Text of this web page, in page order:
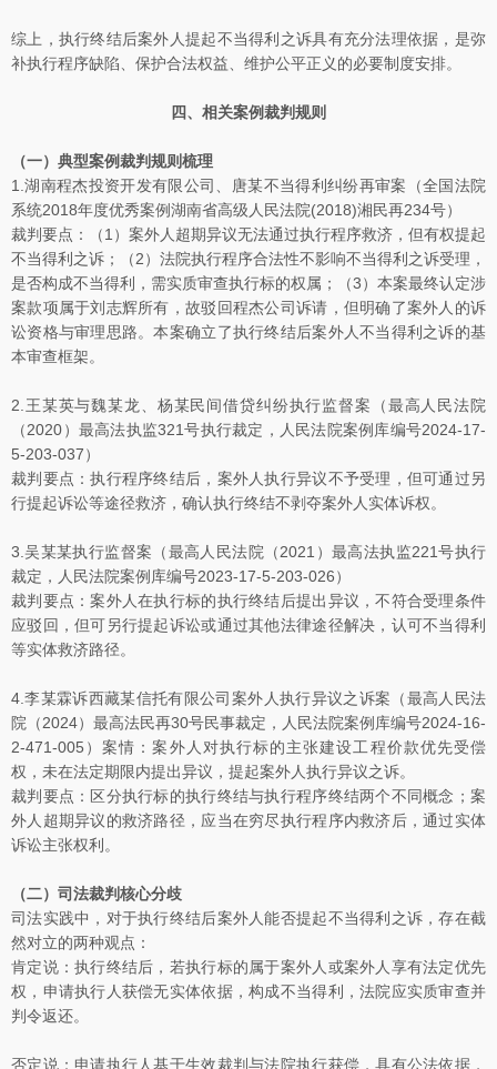
综上，执行终结后案外人提起不当得利之诉具有充分法理依据，是弥
补执行程序缺陷、保护合法权益、维护公平正义的必要制度安排。
四、相关案例裁判规则
（一）典型案例裁判规则梳理
1.湖南程杰投资开发有限公司、唐某不当得利纠纷再审案（全国法院
系统2018年度优秀案例湖南省高级人民法院(2018)湘民再234号）
裁判要点：（1）案外人超期异议无法通过执行程序救济，但有权提起
不当得利之诉；（2）法院执行程序合法性不影响不当得利之诉受理，
是否构成不当得利，需实质审查执行标的权属；（3）本案最终认定涉
案款项属于刘志辉所有，故驳回程杰公司诉请，但明确了案外人的诉
讼资格与审理思路。本案确立了执行终结后案外人不当得利之诉的基
本审查框架。
2.王某英与魏某龙、杨某民间借贷纠纷执行监督案（最高人民法院
（2020）最高法执监321号执行裁定，人民法院案例库编号2024-17-
5-203-037）
裁判要点：执行程序终结后，案外人执行异议不予受理，但可通过另
行提起诉讼等途径救济，确认执行终结不剥夺案外人实体诉权。
3.吴某某执行监督案（最高人民法院（2021）最高法执监221号执行
裁定，人民法院案例库编号2023-17-5-203-026）
裁判要点：案外人在执行标的执行终结后提出异议，不符合受理条件
应驳回，但可另行提起诉讼或通过其他法律途径解决，认可不当得利
等实体救济路径。
4.李某霖诉西藏某信托有限公司案外人执行异议之诉案（最高人民法
院（2024）最高法民再30号民事裁定，人民法院案例库编号2024-16-
2-471-005）案情：案外人对执行标的主张建设工程价款优先受偿
权，未在法定期限内提出异议，提起案外人执行异议之诉。
裁判要点：区分执行标的执行终结与执行程序终结两个不同概念；案
外人超期异议的救济路径，应当在穷尽执行程序内救济后，通过实体
诉讼主张权利。
（二）司法裁判核心分歧
司法实践中，对于执行终结后案外人能否提起不当得利之诉，存在截
然对立的两种观点：
肯定说：执行终结后，若执行标的属于案外人或案外人享有法定优先
权，申请执行人获偿无实体依据，构成不当得利，法院应实质审查并
判令返还。
否定说：申请执行人基于生效裁判与法院执行获偿，具有公法依据，